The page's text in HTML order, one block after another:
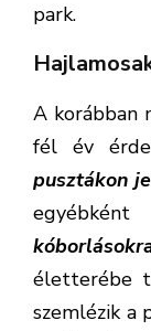
park.
A korábban
fél év
pusztákon
életterébe
szemlézik a